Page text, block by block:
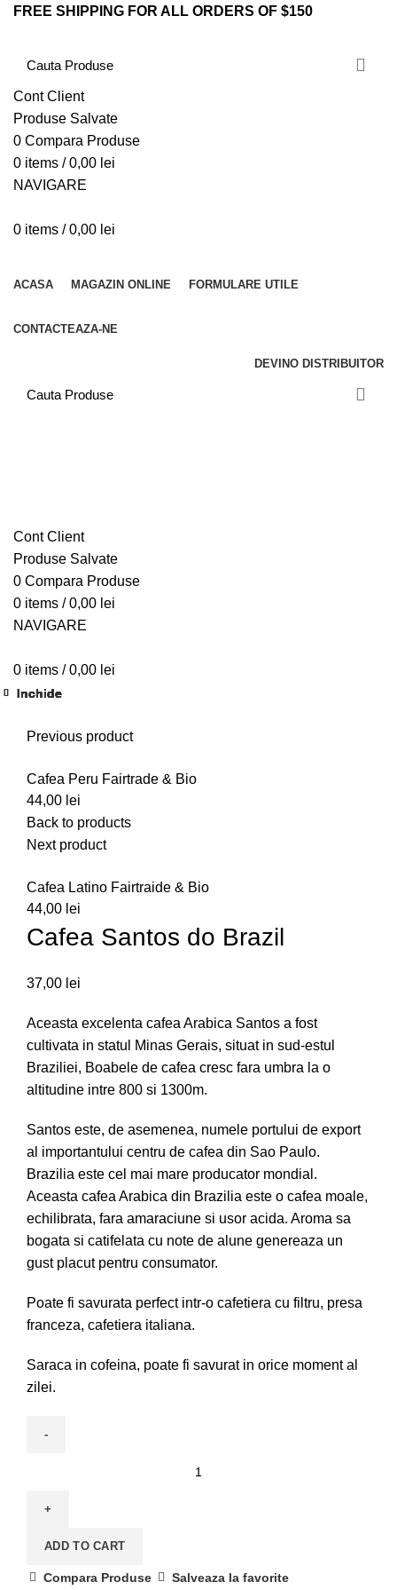
FREE SHIPPING FOR ALL ORDERS OF $150
Cont Client
Produse Salvate
0 Compara Produse
0 items / 0,00 lei
NAVIGARE
0 items / 0,00 lei
ACASA MAGAZIN ONLINE FORMULARE UTILE
CONTACTEAZA-NE
DEVINO DISTRIBUITOR
Cont Client
Produse Salvate
0 Compara Produse
0 items / 0,00 lei
NAVIGARE
0 items / 0,00 lei
Previous product
Cafea Peru Fairtrade & Bio
44,00 lei
Back to products
Next product
Cafea Latino Fairtraide & Bio
44,00 lei
Cafea Santos do Brazil
37,00 lei
Aceasta excelenta cafea Arabica Santos a fost
cultivata in statul Minas Gerais, situat in sud-estul
Braziliei, Boabele de cafea cresc fara umbra la o
altitudine intre 800 si 1300m.
Santos este, de asemenea, numele portului de export
al importantului centru de cafea din Sao Paulo.
Brazilia este cel mai mare producator mondial.
Aceasta cafea Arabica din Brazilia este o cafea moale,
echilibrata, fara amaraciune si usor acida. Aroma sa
bogata si catifelata cu note de alune genereaza un
gust placut pentru consumator.
Poate fi savurata perfect intr-o cafetiera cu filtru, presa
franceza, cafetiera italiana.
Saraca in cofeina, poate fi savurat in orice moment al
zilei.
ADD TO CART
Compara Produse Salveaza la favorite
Inchide
Inchide
Inchide
Inchide
Inchide
Inchide
Inchide
Inchide
Inchide
Inchide